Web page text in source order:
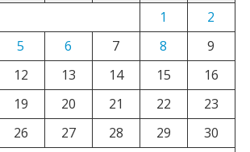
1
2
5 6 7 8
9
12 13 14 15
16
19 20 21 22
23
26 27 28 29
30